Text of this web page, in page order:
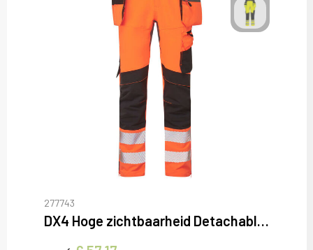
277743
DX4 Hoge zichtbaarheid Detachable Holster Zak Craft Broek